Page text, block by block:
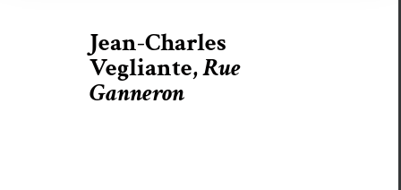
Jean-Charles
Vegliante,Rue
Ganneron